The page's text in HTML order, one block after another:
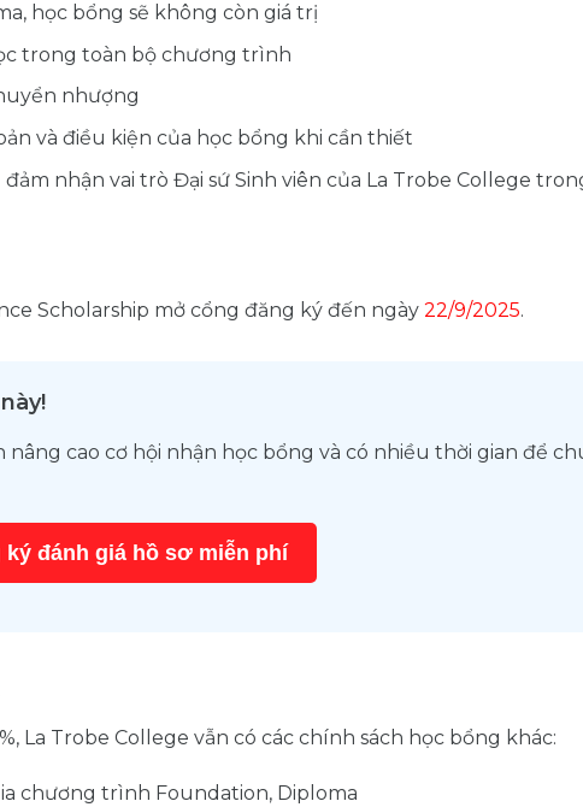
học bổng sẽ không còn giá trị
trong toàn bộ chương trình
nhượng
và điều kiện của học bổng khi cần thiết
nhận vai trò Đại sứ Sinh viên của La Trobe College
Scholarship mở cổng đăng ký đến ngày 22/9/2025.
nâng cao cơ hội nhận học bổng và có nhiều thời gian để
ký đánh giá hồ sơ miễn phí
La Trobe College vẫn có các chính sách học bổng khác:
chương trình Foundation, Diploma